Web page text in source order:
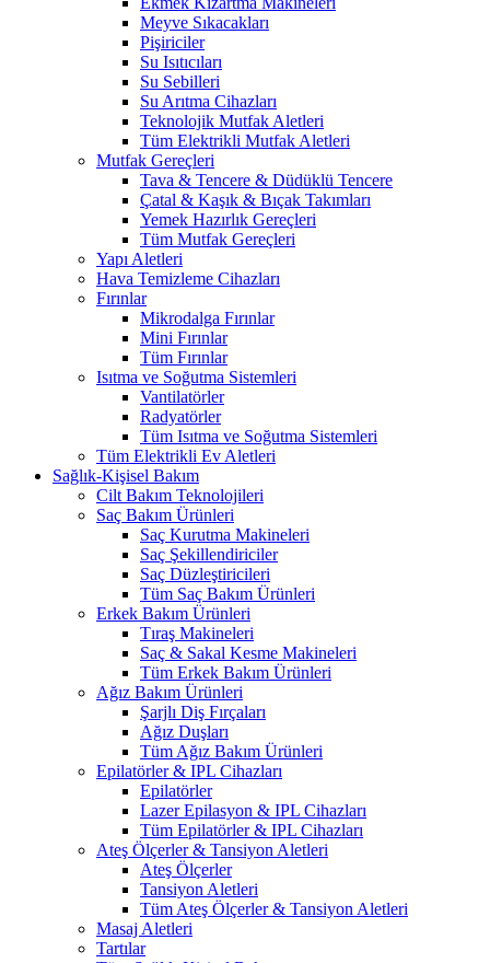
Meyve Sıkacakları
Pişiriciler
Su Isıtıcıları
Su Sebilleri
Su Arıtma Cihazları
Teknolojik Mutfak Aletleri
Tüm Elektrikli Mutfak Aletleri
Mutfak Gereçleri
Tava & Tencere & Düdüklü Tencere
Çatal & Kaşık & Bıçak Takımları
Yemek Hazırlık Gereçleri
Tüm Mutfak Gereçleri
Yapı Aletleri
Hava Temizleme Cihazları
Fırınlar
Mikrodalga Fırınlar
Mini Fırınlar
Tüm Fırınlar
Isıtma ve Soğutma Sistemleri
Vantilatörler
Radyatörler
Tüm Isıtma ve Soğutma Sistemleri
Tüm Elektrikli Ev Aletleri
Sağlık-Kişisel Bakım
Cilt Bakım Teknolojileri
Saç Bakım Ürünleri
Saç Kurutma Makineleri
Saç Şekillendiriciler
Saç Düzleştiricileri
Tüm Saç Bakım Ürünleri
Erkek Bakım Ürünleri
Tıraş Makineleri
Saç & Sakal Kesme Makineleri
Tüm Erkek Bakım Ürünleri
Ağız Bakım Ürünleri
Şarjlı Diş Fırçaları
Ağız Duşları
Tüm Ağız Bakım Ürünleri
Epilatörler & IPL Cihazları
Epilatörler
Lazer Epilasyon & IPL Cihazları
Tüm Epilatörler & IPL Cihazları
Ateş Ölçerler & Tansiyon Aletleri
Ateş Ölçerler
Tansiyon Aletleri
Tüm Ateş Ölçerler & Tansiyon Aletleri
Masaj Aletleri
Tartılar